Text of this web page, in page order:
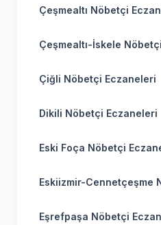
Çeşmealtı Nöbetçi
Çeşmealtı-İskele
Çiğli Nöbetçi Eczaneleri
Dikili Nöbetçi Eczaneleri
Eski Foça Nöbetçi
Eskiizmir-Cennetçeşme
Eşrefpaşa Nöbetçi